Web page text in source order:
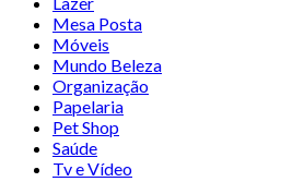
Mesa Posta
Móveis
Mundo Beleza
Organização
Papelaria
Pet Shop
Saúde
Tv e Vídeo